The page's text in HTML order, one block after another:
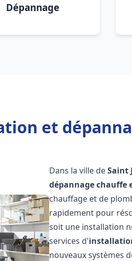
Dépannage
et
Dans la ville deSaint
dépannage chauffe
chauffage et de
rapidement pour
soit une installation
services d'
nouveaux systèmes